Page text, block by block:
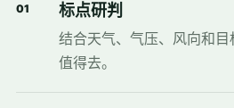
01 标点研判
结合天气、气压、风向和
值得去。